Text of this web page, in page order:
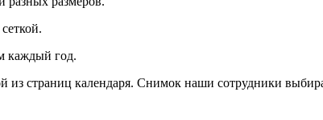
каждый год.
страниц календаря. Снимок наши сотрудники